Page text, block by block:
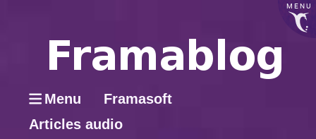
MENU
Menu
Framasoft
Articles audio